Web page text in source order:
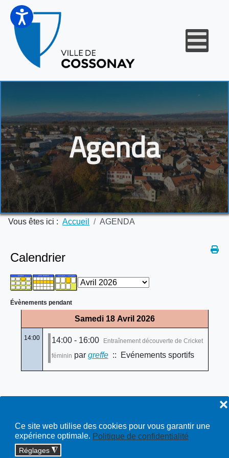
Ce site web utilise des cookies pour vous garantir une
expérience optimale. Politique de confidentialité
Réglages ◮
❌
Agenda
Vous êtes ici : Accueil AGENDA
Calendrier
Évènements pendant
Samedi 18 Avril 2026
14:00 14:00 - 16:00 Entraînement découverte de Cricket
féminin par greffe:: Evénements sportifs